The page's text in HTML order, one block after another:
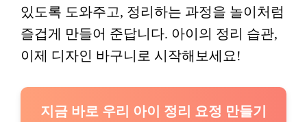
있도록 도와주고, 정리하는 과정을 놀이처럼
즐겁게 만들어 준답니다. 아이의 정리 습관,
이제 디자인 바구니로 시작해보세요!
지금 바로 우리 아이 정리 요정 만들기